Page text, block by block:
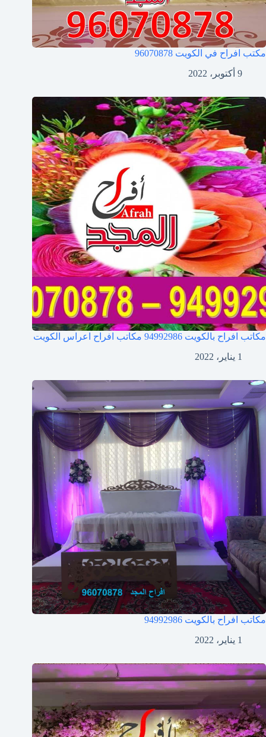
مكتب افراح في الكويت 96070878
9 أكتوبر، 2022
مكاتب افراح بالكويت 94992986 مكاتب افراح اعراس الكويت
1 يناير، 2022
مكاتب افراح بالكويت 94992986
1 يناير، 2022